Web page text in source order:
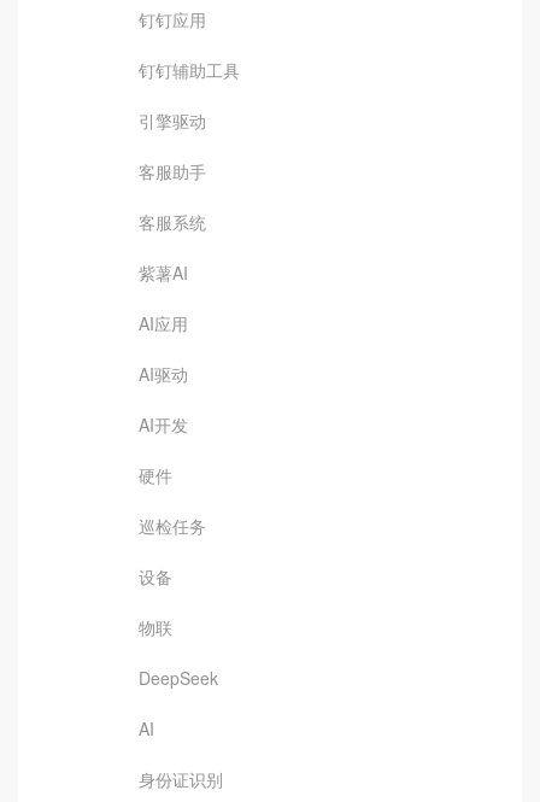
钉钉应用
钉钉辅助工具
引擎驱动
客服助手
客服系统
紫薯AI
AI应用
AI驱动
AI开发
硬件
巡检任务
设备
物联
DeepSeek
AI
身份证识别